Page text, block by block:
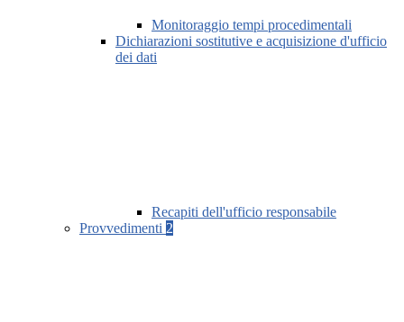
Monitoraggio tempi procedimentali
Dichiarazioni sostitutive e acquisizione d'ufficio
dei dati
Recapiti dell'ufficio responsabile
Provvedimenti 2